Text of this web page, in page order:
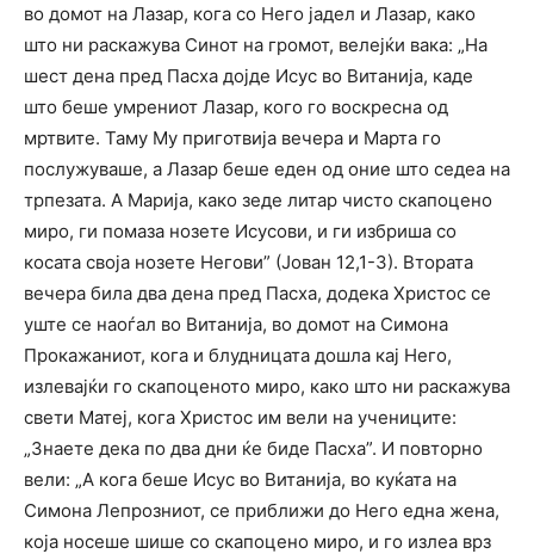
во домот на Лазар, кога со Него јадел и Лазар, како
што ни раскажува Синот на громот, велејќи вака: „На
шест дена пред Пасха дојде Исус во Витанија, каде
што беше умрениот Лазар, кого го воскресна од
мртвите. Таму Му приготвија вечера и Марта го
послужуваше, а Лазар беше еден од оние што седеа на
трпезата. А Марија, како зеде литар чисто скапоцено
миро, ги помаза нозете Исусови, и ги избриша со
косата своја нозете Негови” (Јован 12,1-3). Втората
вечера била два дена пред Пасха, додека Христос се
уште се наоѓал во Витанија, во домот на Симона
Прокажаниот, кога и блудницата дошла кај Него,
излевајќи го скапоценото миро, како што ни раскажува
свети Матеј, кога Христос им вели на учениците:
„Знаете дека по два дни ќе биде Пасха”. И повторно
вели: „А кога беше Исус во Витанија, во куќата на
Симона Лепрозниот, се приближи до Него една жена,
која носеше шише со скапоцено миро, и го излеа врз